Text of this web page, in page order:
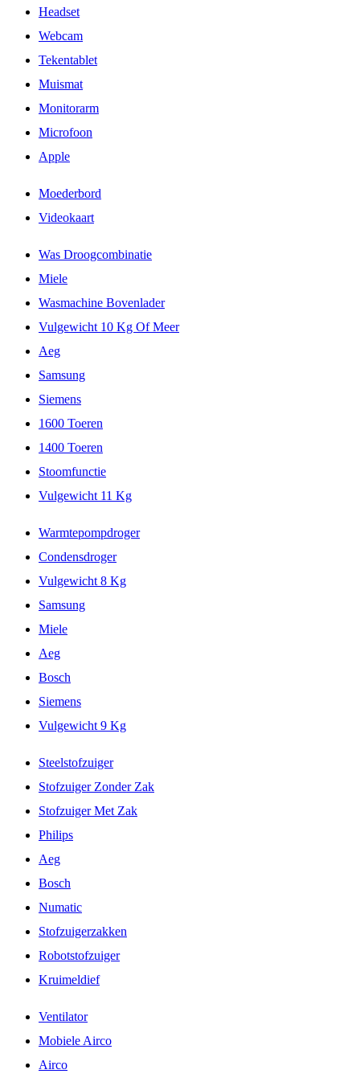
Headset
Webcam
Tekentablet
Muismat
Monitorarm
Microfoon
Apple
Moederbord
Videokaart
Was Droogcombinatie
Miele
Wasmachine Bovenlader
Vulgewicht 10 Kg Of Meer
Aeg
Samsung
Siemens
1600 Toeren
1400 Toeren
Stoomfunctie
Vulgewicht 11 Kg
Warmtepompdroger
Condensdroger
Vulgewicht 8 Kg
Samsung
Miele
Aeg
Bosch
Siemens
Vulgewicht 9 Kg
Steelstofzuiger
Stofzuiger Zonder Zak
Stofzuiger Met Zak
Philips
Aeg
Bosch
Numatic
Stofzuigerzakken
Robotstofzuiger
Kruimeldief
Ventilator
Mobiele Airco
Airco